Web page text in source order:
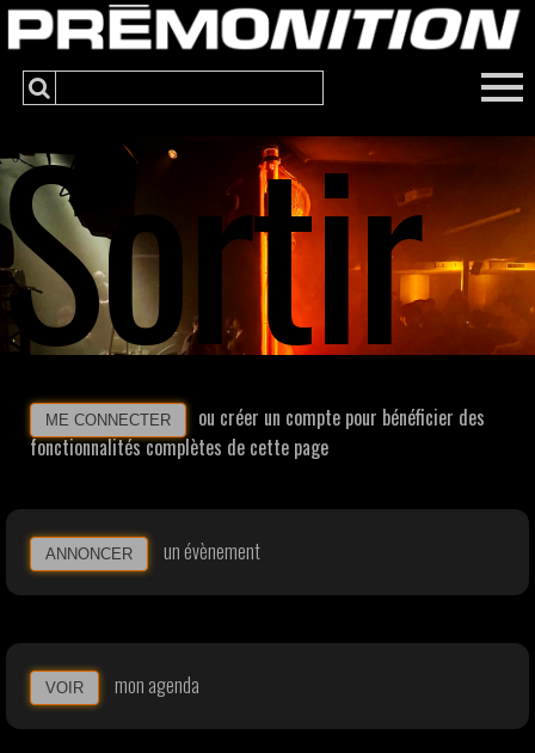
Sortir
ME CONNECTER
ou créer un compte pour bénéficier des
fonctionnalités complètes de cette page
ANNONCER un évènement
VOIR mon agenda